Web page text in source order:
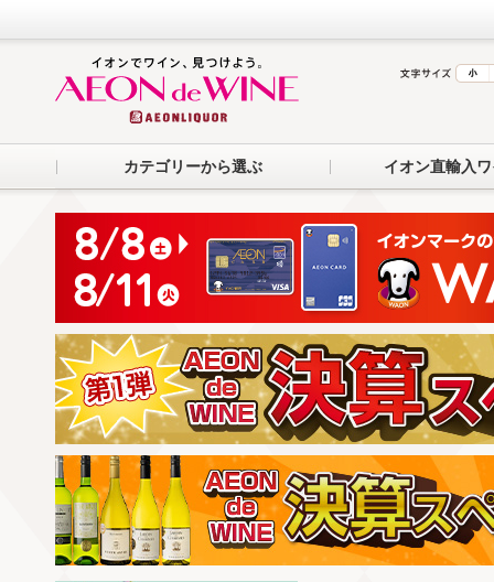
カテゴリーから選ぶ イオン直輸入